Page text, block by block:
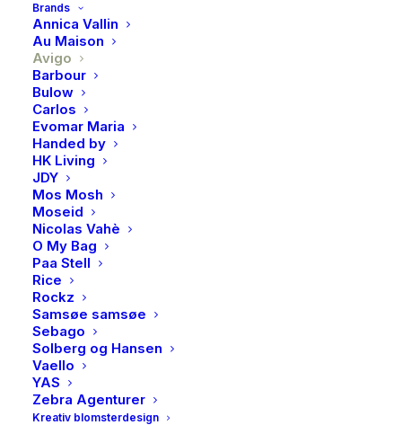
Brands
Annica Vallin
Au Maison
Avigo
Barbour
Bulow
Carlos
Evomar Maria
Handed by
HK Living
JDY
Mos Mosh
Moseid
Nicolas Vahè
O My Bag
Paa Stell
Rice
Rockz
Samsøe samsøe
Sebago
Solberg og Hansen
Vaello
YAS
Zebra Agenturer
Kreativ blomsterdesign
Pose, tagg og hyssing er brennbart.
På lager
Avigo,
Tennbrikketter
antall
Produktnummer
Kategori
Brand
BESKRIVELSE
BESKRIVELSE